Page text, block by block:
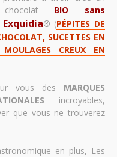
BIO sans
Exquidia® (PÉPITES DE
SUCETTES EN
CREUX EN
vous des MARQUES
incroyables,
que vous ne trouverez
en plus, Les